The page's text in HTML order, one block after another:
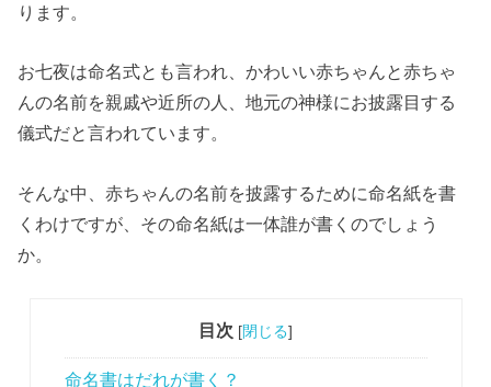
ります。
お七夜は命名式とも言われ、かわいい赤ちゃんと赤ちゃ
んの名前を親戚や近所の人、地元の神様にお披露目する
儀式だと言われています。
そんな中、赤ちゃんの名前を披露するために命名紙を書
くわけですが、その命名紙は一体誰が書くのでしょう
か。
目次 [閉じる]
命名書はだれが書く？